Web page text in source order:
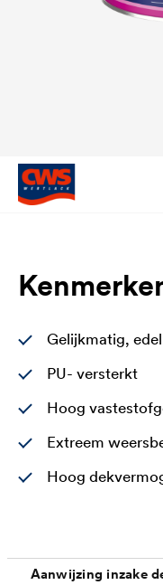
Aanwijzing inzake
Gelijkmatig,
PU- versterkt
Hoog
Extreem
Hoog
vloei